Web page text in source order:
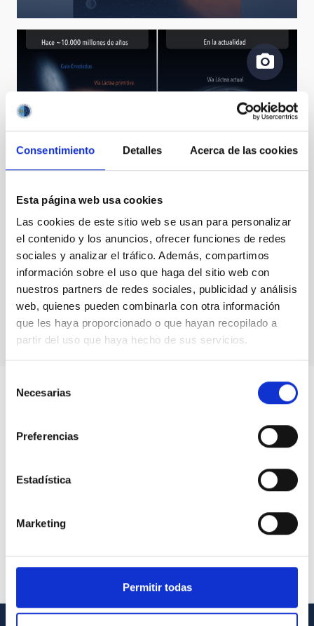
Consentimiento Detalles Acerca de las cookies
Esta página web usa cookies
Las cookies de este sitio web se usan para personalizar
el contenido y los anuncios, ofrecer funciones de redes
sociales y analizar el tráfico. Además, compartimos
información sobre el uso que haga del sitio web con
nuestros partners de redes sociales, publicidad y análisis
web, quienes pueden combinarla con otra información
que les haya proporcionado o que hayan recopilado a
partir del uso que haya hecho de sus servicios.
Necesarias
Preferencias
Estadística
Marketing
Permitir todas
Recreación artística del nacimiento de la Vía Láctea.
II Reunión Internacional de LIOM